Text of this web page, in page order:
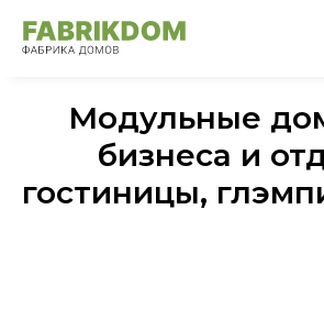
Модульные
бизнеса и
гостиницы,